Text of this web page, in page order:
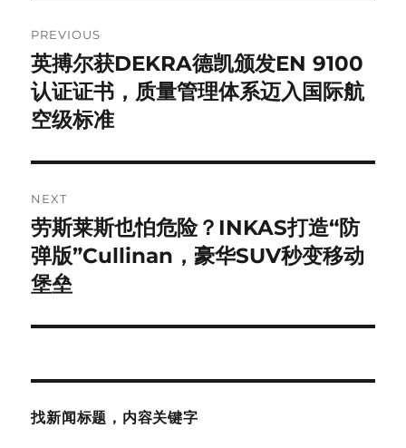
navigation
PREVIOUS
Previous
post:
英搏尔获DEKRA德凯颁发EN 9100
认证证书，质量管理体系迈入国际航
空级标准
NEXT
Next
post:
劳斯莱斯也怕危险？INKAS打造“防
弹版”Cullinan，豪华SUV秒变移动
堡垒
找新闻标题，内容关键字